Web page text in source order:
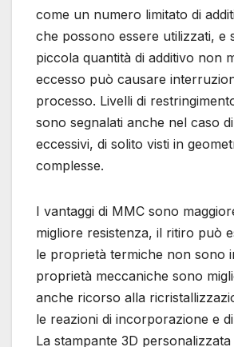
come un numero limitato di
che possono essere utilizzati, e
piccola quantità di additivo non
eccesso può causare
processo. Livelli di
sono segnalati anche nel caso
eccessivi, di solito visti in
complesse.
I vantaggi di MMC sono
migliore resistenza, il ritiro può
le proprietà termiche non sono
proprietà meccaniche sono
anche ricorso alla
le reazioni di incorporazione e
La stampante 3D